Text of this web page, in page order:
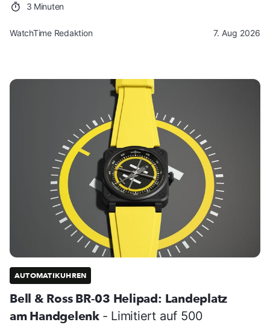
3 Minuten
WatchTime Redaktion 7. Aug 2026
AUTOMATIKUHREN
Bell & Ross BR-03 Helipad: Landeplatz
am Handgelenk - Limitiert auf 500